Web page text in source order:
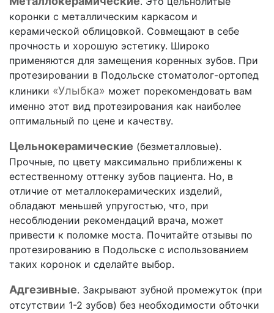
коронки с металлическим каркасом и
керамической облицовкой. Совмещают в себе
прочность и хорошую эстетику. Широко
применяются для замещения коренных зубов. При
протезировании в Подольске стоматолог-ортопед
клиники «Улыбка» может порекомендовать вам
именно этот вид протезирования как наиболее
оптимальный по цене и качеству.
Цельнокерамические (безметалловые).
Прочные, по цвету максимально приближены к
естественному оттенку зубов пациента. Но, в
отличие от металлокерамических изделий,
обладают меньшей упругостью, что, при
несоблюдении рекомендаций врача, может
привести к поломке моста. Почитайте отзывы по
протезированию в Подольске с использованием
таких коронок и сделайте выбор.
Адгезивные. Закрывают зубной промежуток (при
отсутствии 1-2 зубов) без необходимости обточки